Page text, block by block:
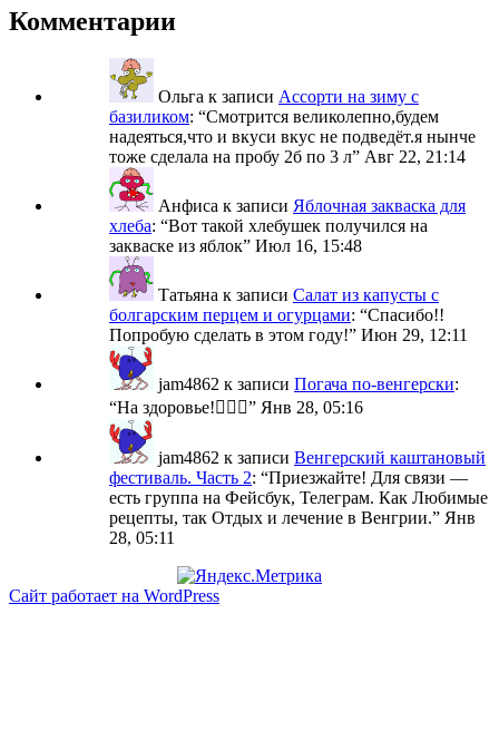
Комментарии
Ольга к записи Ассорти на зиму с
базиликом: “Смотрится великолепно,будем
надеяться,что и вкуси вкус не подведёт.я нынче
тоже сделала на пробу 2б по 3 л” Авг 22, 21:14
Анфиса к записи Яблочная закваска для
хлеба: “Вот такой хлебушек получился на
закваске из яблок” Июл 16, 15:48
Татьяна к записи Салат из капусты с
болгарским перцем и огурцами: “Спасибо!!
Попробую сделать в этом году!” Июн 29, 12:11
jam4862 к записи Погача по-венгерски:
“На здоровье!🙋🏼‍♀️” Янв 28, 05:16
jam4862 к записи Венгерский каштановый
фестиваль. Часть 2: “Приезжайте! Для связи —
есть группа на Фейсбук, Телеграм. Как Любимые
рецепты, так Отдых и лечение в Венгрии.” Янв
28, 05:11
Сайт работает на WordPress